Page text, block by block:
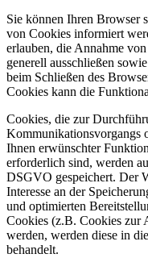
Sie können Ihren Browser
von Cookies informiert
erlauben, die Annahme
generell ausschließen
beim Schließen des
Cookies kann die
Cookies, die zur
Kommunikationsvorgangs
Ihnen erwünschter
erforderlich sind, werden
DSGVO gespeichert. Der
Interesse an der
und optimierten
Cookies (z.B. Cookies zur
werden, werden diese in
behandelt.